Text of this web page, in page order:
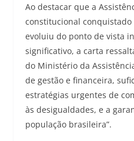
Ao destacar que a
constitucional conquistado
evoluiu do ponto de vista
significativo, a carta
do Ministério da
de gestão e financeira,
estratégias urgentes de
às desigualdades, e a
população brasileira”.